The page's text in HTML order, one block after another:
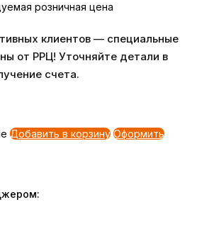
розничная цена
клиентов — специальные
от РРЦ! Уточняйте детали в
счета.
Добавить в корзину Оформить